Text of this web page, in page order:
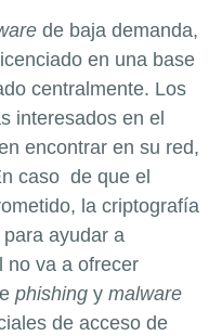
de baja demanda,
en una base
centralmente. Los
interesados en el
encontrar en su red,
caso de que el
la criptografía
ayudar a
no va a ofrecer
phishing y malware
de acceso de